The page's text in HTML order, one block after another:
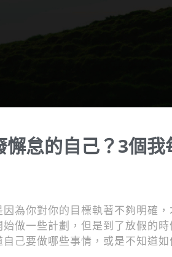
怠的自己？3個
為你對你的目標執著不夠明確
做一些計劃，但是到了放假的
己要做哪些事情，或是不知道